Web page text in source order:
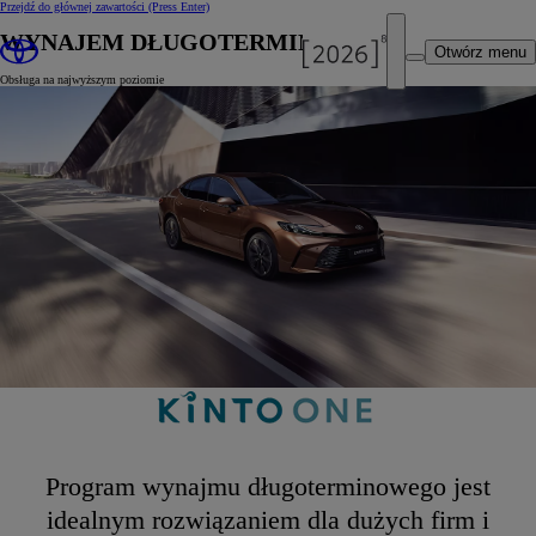
Przejdź do głównej zawartości (Press Enter)
Otwórz menu
WYNAJEM DŁUGOTERMINOWY
Obsługa na najwyższym poziomie
Program wynajmu długoterminowego jest
idealnym rozwiązaniem dla dużych firm i